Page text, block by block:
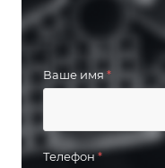
Ваше имя *
Телефон*